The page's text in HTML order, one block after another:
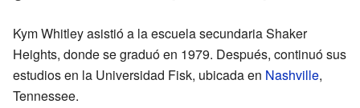
Kym Whitley asistió a la escuela secundaria Shaker
Heights, donde se graduó en 1979. Después, continuó sus
estudios en la Universidad Fisk, ubicada en Nashville,
Tennessee.